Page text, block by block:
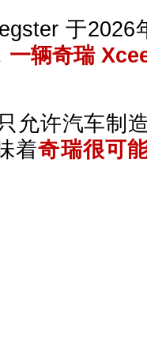
于2026
一辆奇瑞
允许汽车制
着奇瑞很可